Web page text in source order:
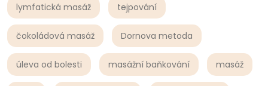
lymfatická masáž tejpování
čokoládová masáž Dornova metoda
úleva od bolesti masážní baňkování masáž